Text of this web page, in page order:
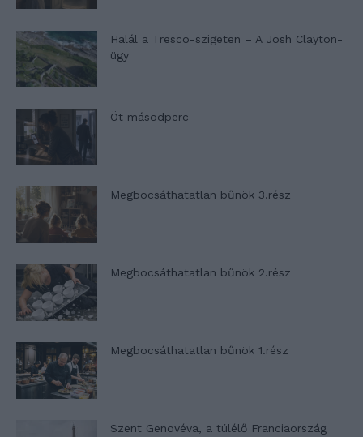
Halál a Tresco-szigeten – A Josh Clayton-
ügy
Öt másodperc
Megbocsáthatatlan bűnök 3.rész
Megbocsáthatatlan bűnök 2.rész
Megbocsáthatatlan bűnök 1.rész
Szent Genovéva, a túlélő Franciaország